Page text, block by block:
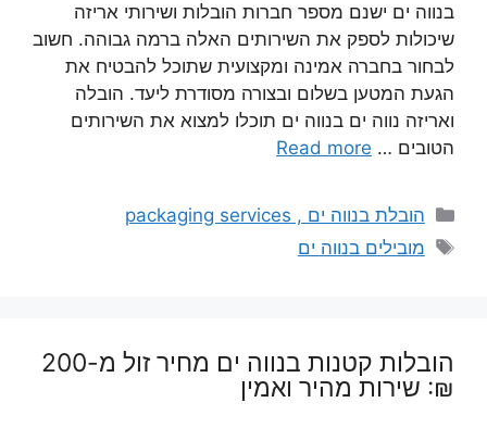
בנווה ים ישנם מספר חברות הובלות ושירותי אריזה
שיכולות לספק את השירותים האלה ברמה גבוהה. חשוב
לבחור בחברה אמינה ומקצועית שתוכל להבטיח את
הגעת המטען בשלום ובצורה מסודרת ליעד. הובלה
ואריזה נווה ים בנווה ים תוכלו למצוא את השירותים
הטובים … Read more
קטגוריות
הובלת בנווה ים , packaging services
תגיות
מובילים בנווה ים
הובלות קטנות בנווה ים מחיר זול מ-200
₪: שירות מהיר ואמין